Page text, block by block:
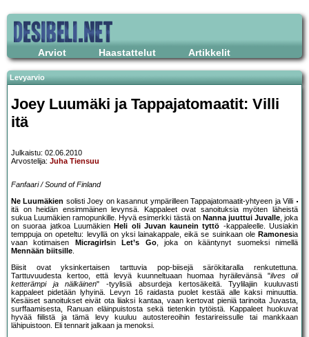
Arviot Haastattelut Artikkelit
Levyarvio
Joey Luumäki ja Tappajatomaatit: Villi
itä
Julkaistu: 02.06.2010
Arvostelija: Juha Tiensuu
Fanfaari / Sound of Finland
Ne Luumäkien solisti Joey on kasannut ympärilleen Tappajatomaatit-yhtyeen ja Villi
itä on heidän ensimmäinen levynsä. Kappaleet ovat sanoituksia myöten läheistä
sukua Luumäkien ramopunkille. Hyvä esimerkki tästä on Nanna juuttui Juvalle, joka
on suoraa jatkoa Luumäkien Heli oli Juvan kaunein tyttö -kappaleelle. Uusiakin
temppuja on opeteltu: levyllä on yksi lainakappale, eikä se suinkaan ole Ramonesia
vaan kotimaisen
Micragirlsin Let’s Go, joka on kääntynyt suomeksi nimellä
Mennään biitsille.
Biisit ovat yksinkertaisen tarttuvia pop-biisejä särökitaralla renkutettuna.
Tarttuvuudesta kertoo, että levyä kuunneltuaan huomaa hyräilevänsä "ilves oli
ketterämpi ja nälkäinen" -tyylisiä absurdeja kertosäkeitä. Tyylilajiin kuuluvasti
kappaleet pidetään lyhyinä. Levyn 16 raidasta puolet kestää alle kaksi minuuttia.
Kesäiset sanoitukset eivät ota liiaksi kantaa, vaan kertovat pieniä tarinoita Juvasta,
surffaamisesta, Ranuan eläinpuistosta sekä tietenkin tytöistä. Kappaleet huokuvat
hyvää fiilistä ja tämä levy kuuluu autostereoihin festarireissulle tai mankkaan
lähipuistoon. Eli tennarit jalkaan ja menoksi.